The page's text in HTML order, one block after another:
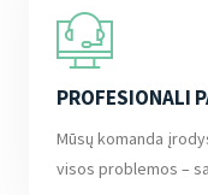
PROFESIONALI
Mūsų komanda
visos problemos –